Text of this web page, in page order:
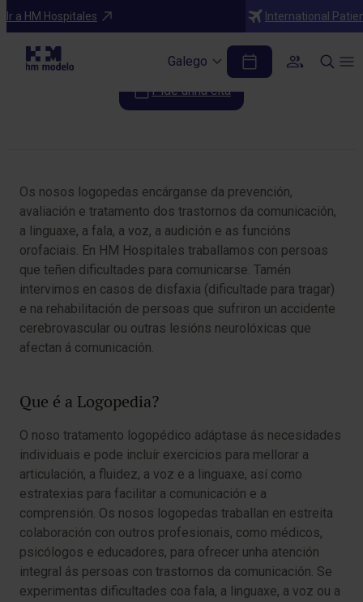
Ir a HM Hospitales International
Galego
Especialidades
Logopedia
Pide unha cita
Os nosos logopedas encárganse da prevención,
avaliación e tratamento dos trastornos da comunicación,
a linguaxe, a fala, a voz, a audición e as funcións
orofaciais. En HM Hospitales traballamos con persoas
que teñen dificultades para comunicarse. Tamén
intervimos en casos de disfaxia (dificultade para tragar)
e na rehabilitación de persoas que sufriron un accidente
cerebrovascular ou outras lesións neurolóxicas que
afectan á comunicación.
Que é a Logopedia?
O noso tratamento logopédico adáptase ás necesidades
individuais e pode incluír exercicios para mellorar a
articulación, a fluidez, a voz e a linguaxe, así como
estratexias para facilitar a comunicación e a
comprensión. Os nosos logopedas traballan en estreita
colaboración con outros profesionais, como médicos,
psicólogos e educadores, para ofrecer unha atención
integral ás persoas con trastornos da comunicación. Se
experimentas dificultades coa fala, a linguaxe, a voz ou a